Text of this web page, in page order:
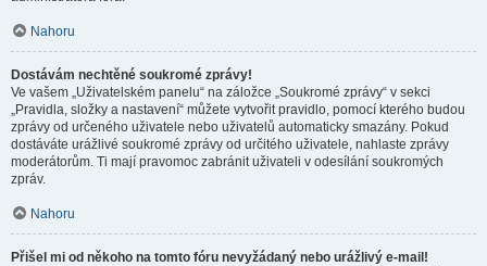
Nahoru
Dostávám nechtěné soukromé zprávy!
Ve vašem „Uživatelském panelu“ na záložce „Soukromé zprávy“ v sekci
„Pravidla, složky a nastavení“ můžete vytvořit pravidlo, pomocí kterého budou
zprávy od určeného uživatele nebo uživatelů automaticky smazány. Pokud
dostáváte urážlivé soukromé zprávy od určitého uživatele, nahlaste zprávy
moderátorům. Ti mají pravomoc zabránit uživateli v odesílání soukromých
zpráv.
Nahoru
Přišel mi od někoho na tomto fóru nevyžádaný nebo urážlivý e-mail!